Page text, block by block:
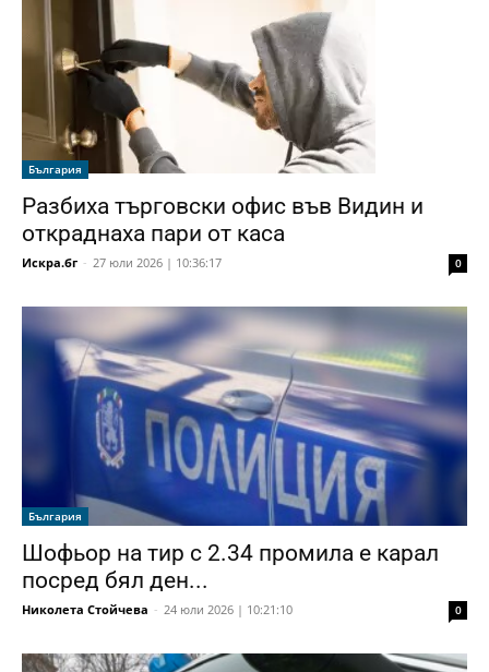
България
Разбиха търговски офис във Видин и
откраднаха пари от каса
Искра.бг - 27 юли 2026 | 10:36:17 0
България
Шофьор на тир с 2.34 промила е карал
посред бял ден...
Николета Стойчева - 24 юли 2026 | 10:21:10 0